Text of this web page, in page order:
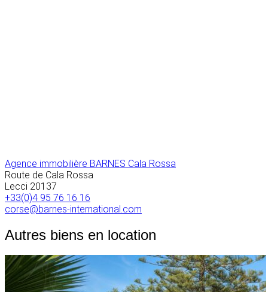
Agence immobilière BARNES Cala Rossa
Route de Cala Rossa
Lecci 20137
+33(0)4 95 76 16 16
corse@barnes-international.com
Autres biens en location